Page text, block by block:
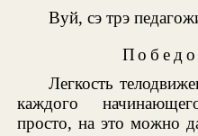
Вуй, сэ трэ
Легкость
каждого
просто, на это можно